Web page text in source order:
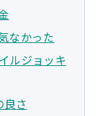
なかった
ルジョッキ
良さ